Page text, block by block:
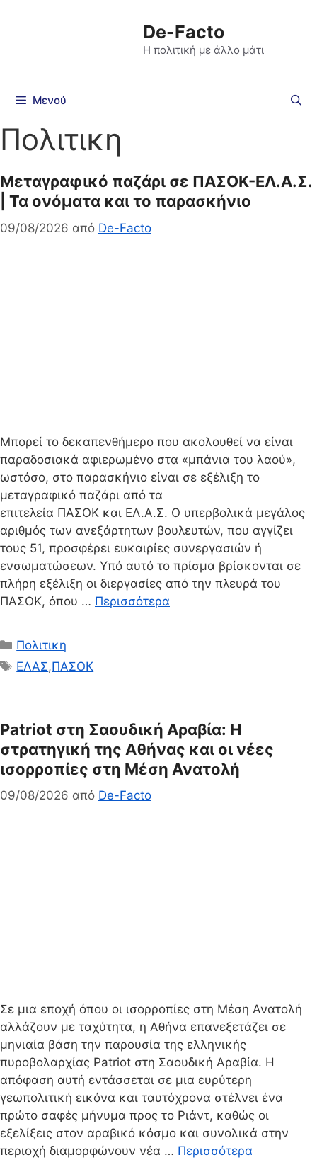
De-Facto
Η πολιτική με άλλο μάτι
Μενού
Πολιτικη
Μεταγραφικό παζάρι σε ΠΑΣΟΚ-ΕΛ.Α.Σ.
| Τα ονόματα και το παρασκήνιο
09/08/2026 από De-Facto
Μπορεί το δεκαπενθήμερο που ακολουθεί να είναι
παραδοσιακά αφιερωμένο στα «μπάνια του λαού»,
ωστόσο, στο παρασκήνιο είναι σε εξέλιξη το
μεταγραφικό παζάρι από τα
επιτελεία ΠΑΣΟΚ και ΕΛ.Α.Σ. Ο υπερβολικά μεγάλος
αριθμός των ανεξάρτητων βουλευτών, που αγγίζει
τους 51, προσφέρει ευκαιρίες συνεργασιών ή
ενσωματώσεων. Υπό αυτό το πρίσμα βρίσκονται σε
πλήρη εξέλιξη οι διεργασίες από την πλευρά του
ΠΑΣΟΚ, όπου … Περισσότερα
Κατηγορίες
Πολιτικη
Ετικέτες
ΕΛΑΣ,ΠΑΣΟΚ
Patriot στη Σαουδική Αραβία: Η
στρατηγική της Αθήνας και οι νέες
ισορροπίες στη Μέση Ανατολή
09/08/2026 από De-Facto
Σε μια εποχή όπου οι ισορροπίες στη Μέση Ανατολή
αλλάζουν με ταχύτητα, η Αθήνα επανεξετάζει σε
μηνιαία βάση την παρουσία της ελληνικής
πυροβολαρχίας Patriot στη Σαουδική Αραβία. Η
απόφαση αυτή εντάσσεται σε μια ευρύτερη
γεωπολιτική εικόνα και ταυτόχρονα στέλνει ένα
πρώτο σαφές μήνυμα προς το Ριάντ, καθώς οι
εξελίξεις στον αραβικό κόσμο και συνολικά στην
περιοχή διαμορφώνουν νέα … Περισσότερα